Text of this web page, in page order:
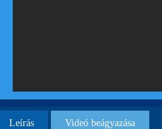
Leírás Videó beágyazása